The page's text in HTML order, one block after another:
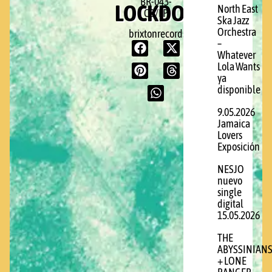
LOCKDOWN)
CD/LP
brixtonrecords.com
North East
Ska Jazz
Orchestra
–
Whatever
Lola Wants
ya
disponible
9.05.2026
Jamaica
Lovers
Exposición
NESJO
nuevo
single
digital
15.05.2026
THE
ABYSSINIANS
+ LONE